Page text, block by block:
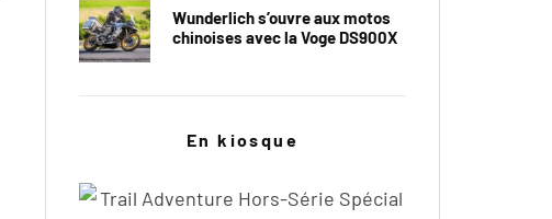
Wunderlich s’ouvre aux motos
chinoises avec la Voge DS900X
En kiosque